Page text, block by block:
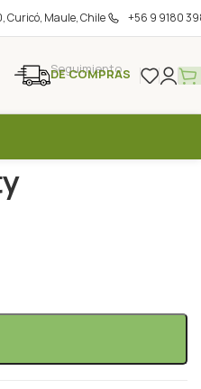
Curicó, Maule, Chile +56 9 9180
Seguimiento
DE COMPRAS